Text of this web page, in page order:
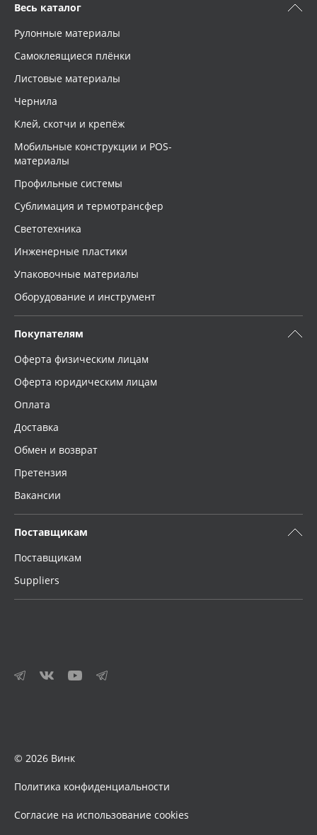
Весь каталог
Рулонные материалы
Самоклеящиеся плёнки
Листовые материалы
Чернила
Клей, скотчи и крепёж
Мобильные конструкции и POS-
материалы
Профильные системы
Сублимация и термотрансфер
Светотехника
Инженерные пластики
Упаковочные материалы
Оборудование и инструмент
Покупателям
Оферта физическим лицам
Оферта юридическим лицам
Оплата
Доставка
Обмен и возврат
Претензия
Вакансии
Поставщикам
Поставщикам
Suppliers
© 2026 Винк
Политика конфиденциальности
Согласие на использование cookies